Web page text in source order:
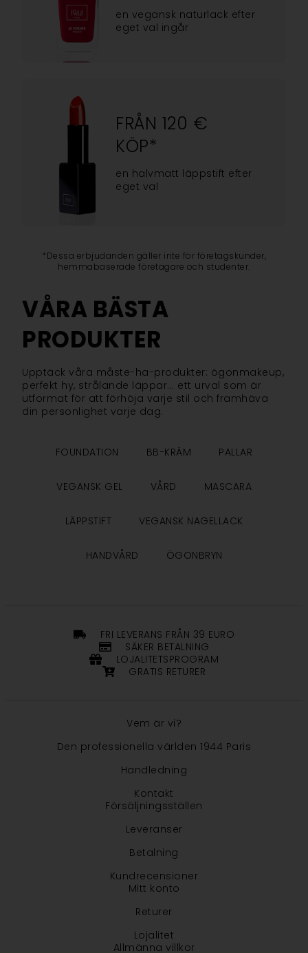
en vegansk naturlack efter
eget val ingår
FRÅN 120 €
KÖP*
en halvmatt läppstift efter
eget val
*Dessa erbjudanden gäller inte för företagskunder,
hemmabaserade företagare och studenter.
VÅRA BÄSTA
PRODUKTER
Upptäck våra måste-ha-produkter: ögonmakeup,
perfekt hy, strålande läppar... ett urval som är
utformat för att förhöja varje stil och framhäva
din personlighet varje dag.
FOUNDATION BB-KRÄM PALLAR
VEGANSK GEL VÅRD MASCARA
LÄPPSTIFT VEGANSK NAGELLACK
HANDVÅRD ÖGONBRYN
FRI LEVERANS FRÅN 39 EURO
SÄKER BETALNING
LOJALITETSPROGRAM
GRATIS RETURER
Vem är vi?
Den professionella världen 1944 Paris
Handledning
Kontakt
Försäljningsställen
Leveranser
Betalning
Kundrecensioner
Mitt konto
Returer
Lojalitet
Allmänna villkor